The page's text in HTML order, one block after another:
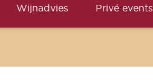
Wijnadvies Privé events